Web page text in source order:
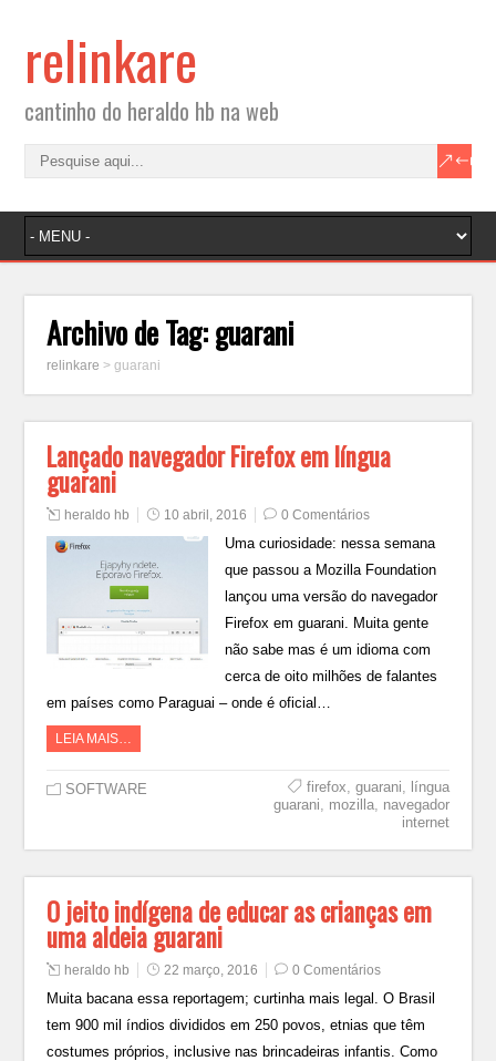
relinkare
cantinho do heraldo hb na web
Archivo de Tag:guarani
relinkare >guarani
Lançado navegador Firefox em língua
guarani
heraldo hb 10 abril, 2016 0 Comentários
Uma curiosidade: nessa semana
que passou a Mozilla Foundation
lançou uma versão do navegador
Firefox em guarani. Muita gente
não sabe mas é um idioma com
cerca de oito milhões de falantes
em países como Paraguai – onde é oficial…
LEIA MAIS…
SOFTWARE firefox, guarani, língua
guarani, mozilla, navegador
internet
O jeito indígena de educar as crianças em
uma aldeia guarani
heraldo hb 22 março, 2016 0 Comentários
Muita bacana essa reportagem; curtinha mais legal. O Brasil
tem 900 mil índios divididos em 250 povos, etnias que têm
costumes próprios, inclusive nas brincadeiras infantis. Como